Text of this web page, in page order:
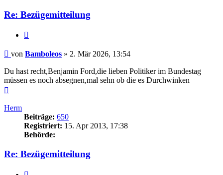
Re: Bezügemitteilung
Beitrag
von Bamboleos » 2. Mär 2026, 13:54
Du hast recht,Benjamin Ford,die lieben Politiker im Bundestag
müssen es noch absegnen,mal sehn ob die es Durchwinken
Herm
Beiträge: 650
Registriert: 15. Apr 2013, 17:38
Behörde:
Re: Bezügemitteilung